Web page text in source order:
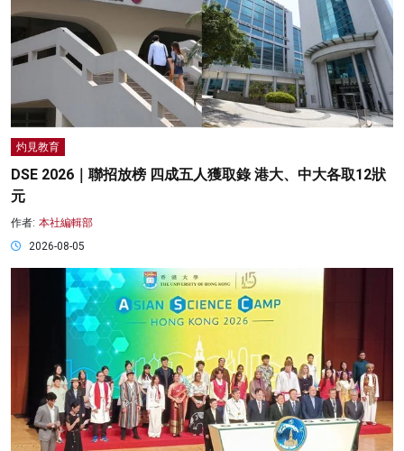
灼見教育
DSE 2026｜聯招放榜 四成五人獲取錄 港大、中大各取12狀
元
作者: 本社編輯部
2026-08-05